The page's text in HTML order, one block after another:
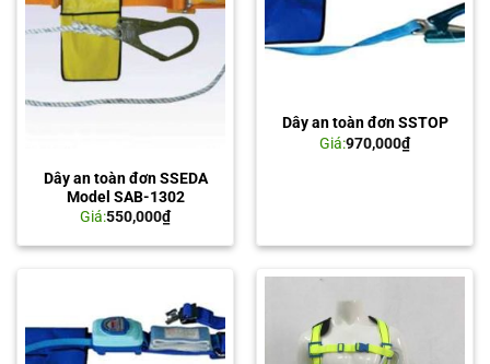
Dây an toàn đơn SSEDA
Model SAB-1302
Giá:550,000₫
Dây an toàn đơn SSTOP
Giá:970,000₫